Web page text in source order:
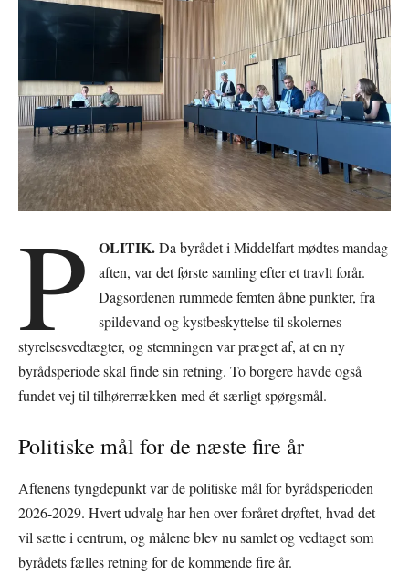
P OLITIK.Da byrådet i Middelfart mødtes mandag
aften, var det første samling efter et travlt forår.
Dagsordenen rummede femten åbne punkter, fra
spildevand og kystbeskyttelse til skolernes
styrelsesvedtægter, og stemningen var præget af, at en ny
byrådsperiode skal finde sin retning. To borgere havde også
fundet vej til tilhørerrækken med ét særligt spørgsmål.
Politiske mål for de næste fire år
Aftenens tyngdepunkt var de politiske mål for byrådsperioden
2026-2029. Hvert udvalg har hen over foråret drøftet, hvad det
vil sætte i centrum, og målene blev nu samlet og vedtaget som
byrådets fælles retning for de kommende fire år.